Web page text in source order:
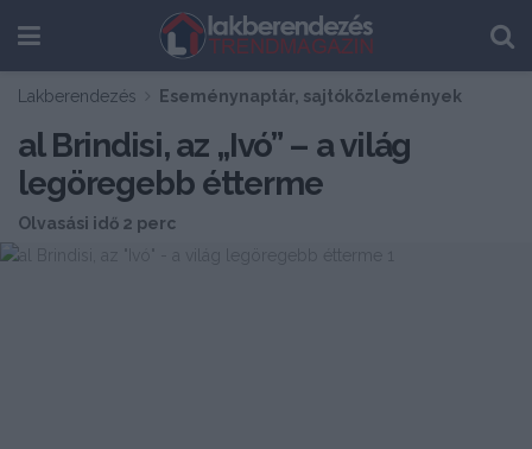
Lakberendezés Eseménynaptár, sajtóközlemények
al Brindisi, az „Ivó” – a világ
legöregebb étterme
Olvasási idő 2 perc